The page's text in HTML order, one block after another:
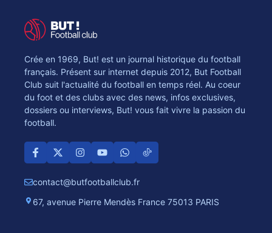
Crée en 1969, But! est un journal historique du football
français. Présent sur internet depuis 2012, But Football
Club suit l'actualité du football en temps réel. Au coeur
du foot et des clubs avec des news, infos exclusives,
dossiers ou interviews, But! vous fait vivre la passion du
football.
contact@butfootballclub.fr
67, avenue Pierre Mendès France 75013 PARIS